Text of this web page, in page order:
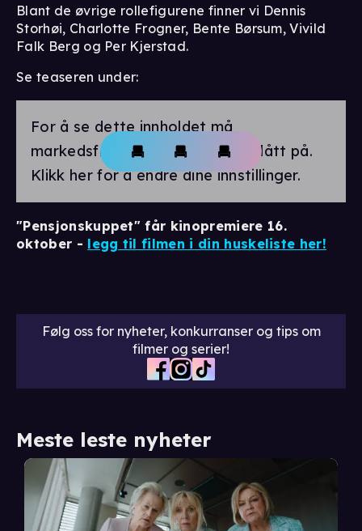
Blant de øvrige rollefigurene finner vi Dennis
Storhøi, Charlotte Frogner, Bente Børsum, Vivild
Falk Berg og Per Kjerstad.
Se teaseren under:
For å se dette innholdet må
markedsførings-cookies være slått på.
Klikk her for å endre dine innstillinger.
"Pensjonskuppet" får kinopremiere 16.
oktober - legg til filmen i din huskeliste her!
Følg oss for nyheter, konkurranser og tips om
filmer og serier!
Meste leste nyheter